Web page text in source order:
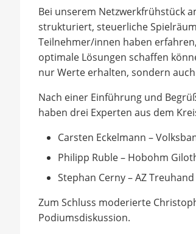
Bei unserem Netzwerkfrühstück
strukturiert, steuerliche
Teilnehmer/innen haben
optimale Lösungen schaffen
nur Werte erhalten, sondern
Nach einer Einführung und
haben drei Experten aus dem
Carsten Eckelmann –
Philipp Ruble – Hobohm
Stephan Cerny – AZ
Zum Schluss moderierte
Podiumsdiskussion.